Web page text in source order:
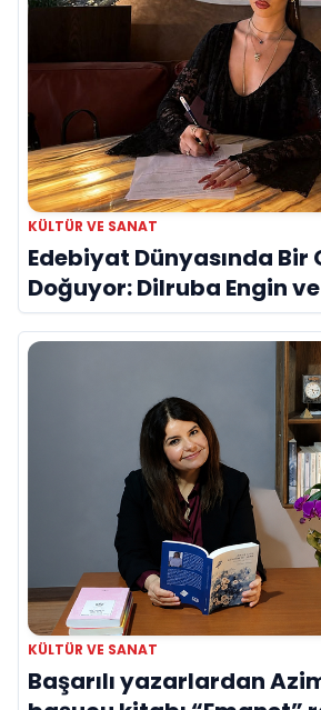
KÜLTÜR VE SANAT
Edebiyat Dünyasında Bir
Doğuyor: Dilruba Engin
Evreni ‘AVENOİR’
KÜLTÜR VE SANAT
Başarılı yazarlardan